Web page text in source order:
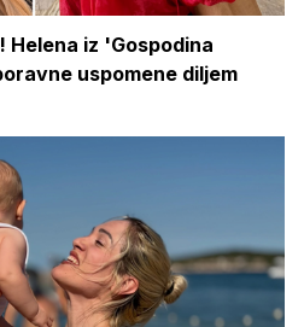
iz 'Gospodina
uspomene diljem